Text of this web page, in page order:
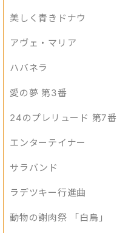
美しく青きドナウ
アヴェ・マリア
ハバネラ
愛の夢 第3番
24のプレリュード 第7
エンターテイナー
サラバンド
ラデツキー行進曲
動物の謝肉祭 「白鳥」